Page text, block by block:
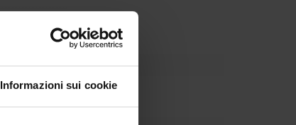
Informazioni sui cookie